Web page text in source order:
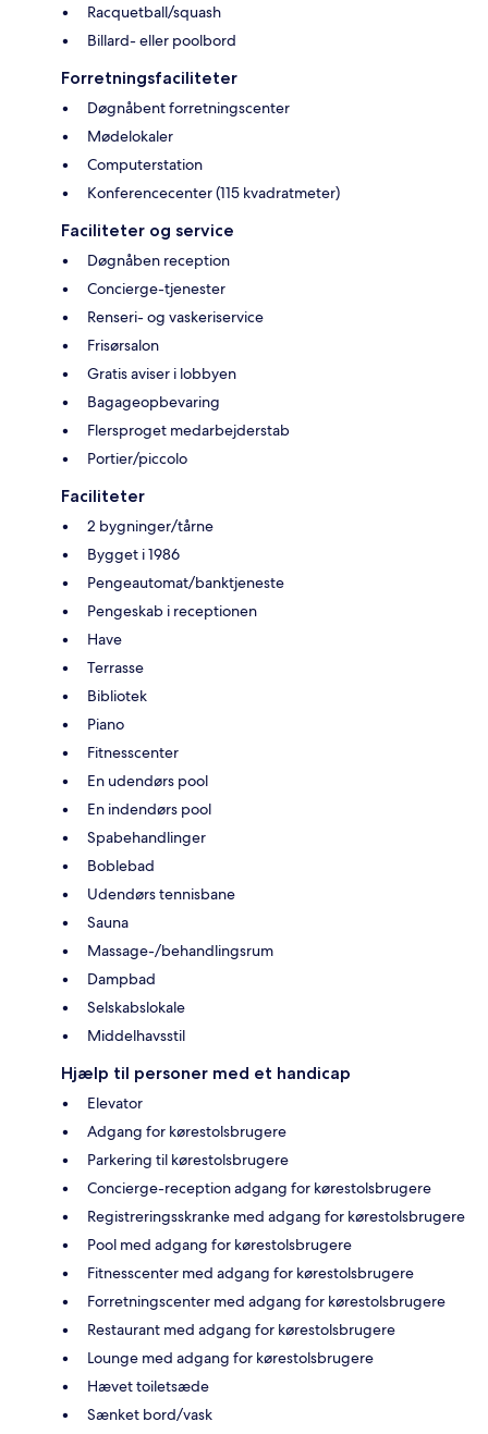
Racquetball/squash
Billard- eller poolbord
Forretningsfaciliteter
Døgnåbent forretningscenter
Mødelokaler
Computerstation
Konferencecenter (115 kvadratmeter)
Faciliteter og service
Døgnåben reception
Concierge-tjenester
Renseri- og vaskeriservice
Frisørsalon
Gratis aviser i lobbyen
Bagageopbevaring
Flersproget medarbejderstab
Portier/piccolo
Faciliteter
2 bygninger/tårne
Bygget i 1986
Pengeautomat/banktjeneste
Pengeskab i receptionen
Have
Terrasse
Bibliotek
Piano
Fitnesscenter
En udendørs pool
En indendørs pool
Spabehandlinger
Boblebad
Udendørs tennisbane
Sauna
Massage-/behandlingsrum
Dampbad
Selskabslokale
Middelhavsstil
Hjælp til personer med et handicap
Elevator
Adgang for kørestolsbrugere
Parkering til kørestolsbrugere
Concierge-reception adgang for kørestolsbrugere
Registreringsskranke med adgang for kørestolsbrugere
Pool med adgang for kørestolsbrugere
Fitnesscenter med adgang for kørestolsbrugere
Forretningscenter med adgang for kørestolsbrugere
Restaurant med adgang for kørestolsbrugere
Lounge med adgang for kørestolsbrugere
Hævet toiletsæde
Sænket bord/vask